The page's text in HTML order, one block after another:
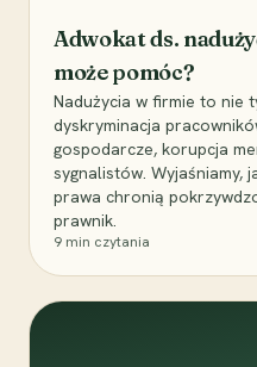
Adwokat ds.
może pomóc?
Nadużycia w firmie to nie
dyskryminacja
gospodarcze, korupcja
sygnalistów. Wyjaśniamy,
prawa chronią
prawnik.
9 min czytania